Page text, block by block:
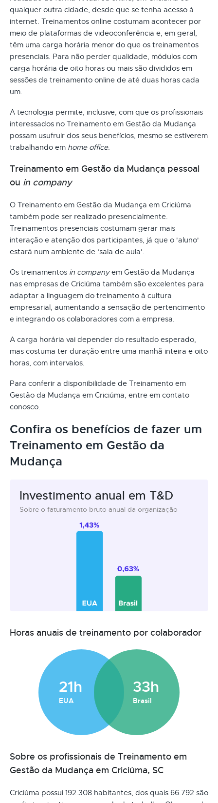
qualquer outra cidade, desde que se tenha acesso à
internet. Treinamentos online costumam acontecer por
meio de plataformas de videoconferência e, em geral,
têm uma carga horária menor do que os treinamentos
presenciais. Para não perder qualidade, módulos com
carga horária de oito horas ou mais são divididos em
sessões de treinamento online de até duas horas cada
um.
A tecnologia permite, inclusive, com que os profissionais
interessados no Treinamento em Gestão da Mudança
possam usufruir dos seus benefícios, mesmo se estiverem
trabalhando em home office.
Treinamento em Gestão da Mudança pessoal
ou in company
O Treinamento em Gestão da Mudança em Criciúma
também pode ser realizado presencialmente.
Treinamentos presenciais costumam gerar mais
interação e atenção dos participantes, já que o 'aluno'
estará num ambiente de ‘sala de aula'.
Os treinamentos in companyem Gestão da Mudança
nas empresas de Criciúma também são excelentes para
adaptar a linguagem do treinamento à cultura
empresarial, aumentando a sensação de pertencimento
e integrando os colaboradores com a empresa.
A carga horária vai depender do resultado esperado,
mas costuma ter duração entre uma manhã inteira e oito
horas, com intervalos.
Para conferir a disponibilidade de Treinamento em
Gestão da Mudança em Criciúma, entre em contato
conosco.
Confira os benefícios de fazer um
Treinamento em Gestão da
Mudança
Investimento anual em T&D
Sobre o faturamento bruto anual da organização
Horas anuais de treinamento por colaborador
21h
EUA
33h
Brasil
Sobre os profissionais de Treinamento em
Gestão da Mudança em Criciúma, SC
Criciúma possui 192.308 habitantes, dos quais 66.792 são